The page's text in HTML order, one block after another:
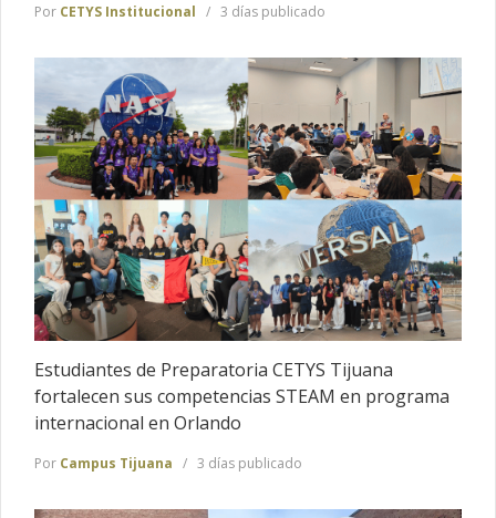
Por CETYS Institucional 3 días publicado
Estudiantes de Preparatoria CETYS Tijuana
fortalecen sus competencias STEAM en programa
internacional en Orlando
Por Campus Tijuana 3 días publicado